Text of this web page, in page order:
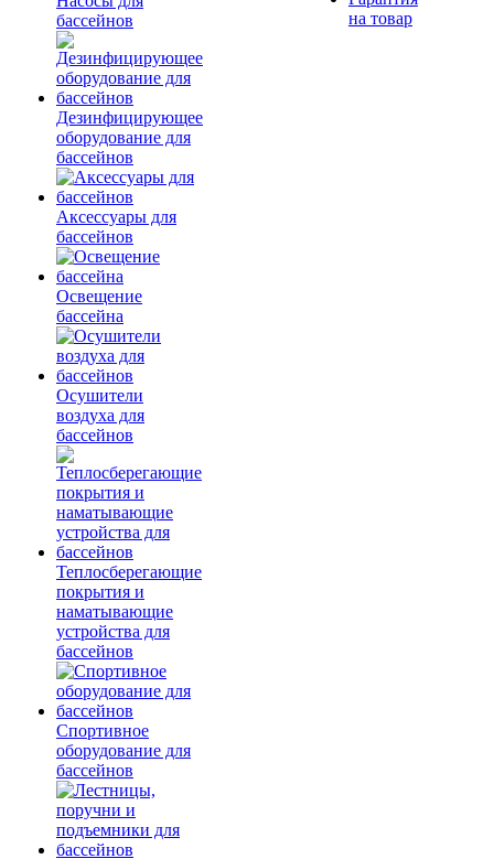
бассейнов
Дезинфицирующее
оборудование для
бассейнов
Аксессуары для
бассейнов
Освещение
бассейна
Осушители
воздуха для
бассейнов
Теплосберегающие
покрытия и
наматывающие
устройства для
бассейнов
Спортивное
оборудование для
бассейнов
на товар